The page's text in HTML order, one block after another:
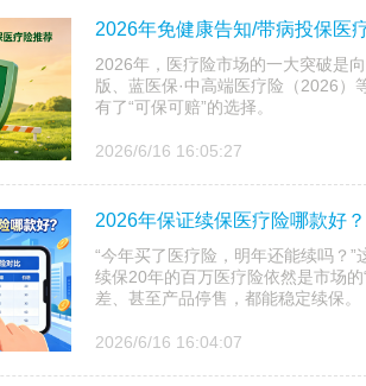
2026年免健康告知/带病投保医
2026年，医疗险市场的一大突破是
版、蓝医保·中高端医疗险（2026
有了“可保可赔”的选择。
2026/6/16 16:05:27
2026年保证续保医疗险哪款好
“今年买了医疗险，明年还能续吗？
续保20年的百万医疗险依然是市场
差、甚至产品停售，都能稳定续保。
2026/6/16 16:04:07